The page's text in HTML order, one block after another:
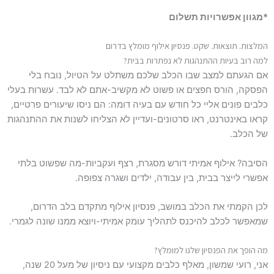
*מגוון אפשרויות תשלום
המלצות. תוצאות. שקט. פנסיון אילוף מומלץ בדרום
למה רוב בעיות ההתנהגות לא נפתרות בבית?
אם הגעתם למצב שבו הכלב שלכם משתלט על הטיול, נובח בלי
הפסקה, הורס חפצים או פשוט לא מקשיב-אתם לא לבד. עשרות בעלי
כלבים פונים אליי כל חודש עם בעיה דומה: הם ניסו שיעורים פרטיים,
קראו באינטרנט, ראו סרטונים-ועדיין לא הצליחו לשנות את ההתנהגות
של הכלב.
הסיבה? אילוף אמיתי דורש מסגרת, רצף ועקביות-מה שפשוט בלתי
אפשרי לייצר בבית, בין עבודה, ילדים ושגרה צפופה.
לכן הקמתי את הכלב במושב, פנסיון אילוף מתקדם בלב הדרום,
שמאפשר לכלב להיכנס לתהליך עומק אמיתי-ויוצא ממנו שונה לגמרי.
מה הופך את הפנסיון שלנו למומלץ?
אני, רועי שמשון, מאלף כלבים מקצועי עם ניסיון של מעל 20 שנה,